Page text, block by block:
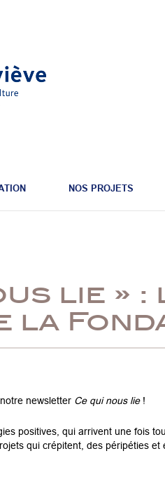
NOS PROJETS
lie »
la
newsletter Ce qui nous lie!
positives, qui arrivent une fois
qui crépitent, des péripéties